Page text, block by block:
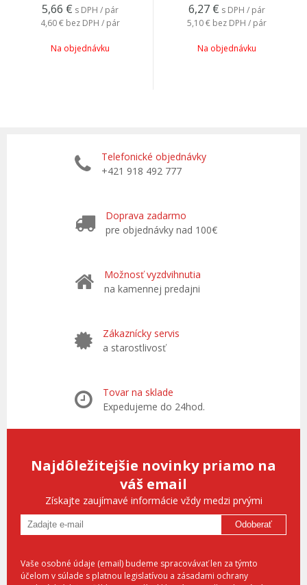
5,66 € s DPH / pár
4,60 € bez DPH / pár
Na objednávku
6,27 € s DPH / pár
5,10 € bez DPH / pár
Na objednávku
Telefonické objednávky
+421 918 492 777
Doprava zadarmo
pre objednávky nad 100€
Možnosť vyzdvihnutia
na kamennej predajni
Zákaznícky servis
a starostlivosť
Tovar na sklade
Expedujeme do 24hod.
Najdôležitejšie novinky priamo na
váš email
Získajte zaujímavé informácie vždy medzi prvými
Odoberať
Vaše osobné údaje (email) budeme spracovávať len za týmto
účelom v súlade s platnou legislatívou a zásadami ochrany